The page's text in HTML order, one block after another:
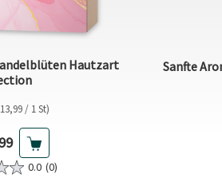
Hautzart
/ 1 St)
Preis
0.0 (0)
Sanfte